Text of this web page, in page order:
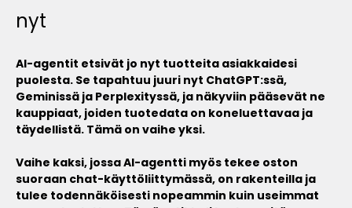
nyt
AI-agentit etsivät jo nyt tuotteita asiakkaidesi
puolesta. Se tapahtuu juuri nyt ChatGPT:ssä,
Geminissä ja Perplexityssä, ja näkyviin pääsevät ne
kauppiaat, joiden tuotedata on koneluettavaa ja
täydellistä. Tämä on vaihe yksi.
Vaihe kaksi, jossa AI-agentti myös tekee oston
suoraan chat-käyttöliittymässä, on rakenteilla ja
tulee todennäköisesti nopeammin kuin useimmat